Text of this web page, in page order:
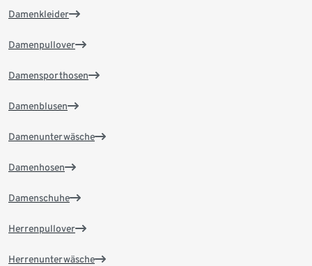
Damenkleider
Damenpullover
Damensporthosen
Damenblusen
Damenunterwäsche
Damenhosen
Damenschuhe
Herrenpullover
Herrenunterwäsche